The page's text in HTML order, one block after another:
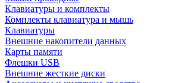
Клавиатуры и комплекты
Комплекты клавиатура и мышь
Клавиатуры
Внешние накопители данных
Карты памяти
Флешки USB
Внешние жесткие диски